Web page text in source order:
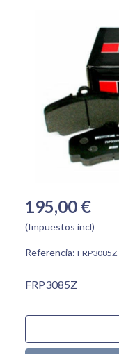
195,00 €
(Impuestos incl)
Referencia: FRP3085Z
FRP3085Z